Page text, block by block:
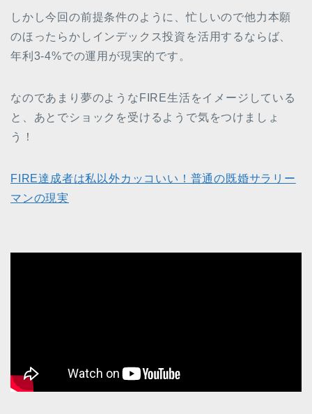
しかし今回の前提条件のように、忙しいので他力本願
のほったらかしインデックス投資を活用するならば、
年利3-4%での運用が現実的です。
なのであまり夢のようなFIRE生活をイメージしている
と、あとでショックを受けるようで気をつけましょ
う！
FIRE達成者は私以外カッコいい！普通の既婚サラリー
マンの現実